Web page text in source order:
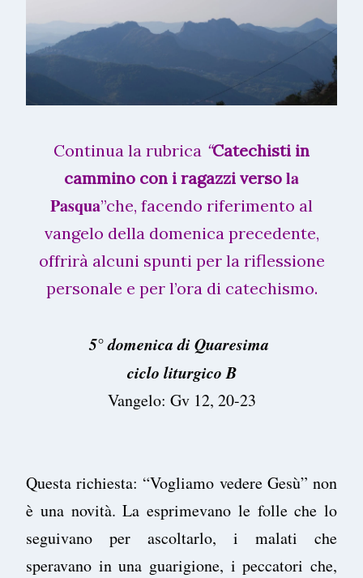
Continua la rubrica “Catechisti in
cammino con i ragazzi verso la
Pasqua”che, facendo riferimento al
vangelo della domenica precedente,
offrirà alcuni spunti per la riflessione
personale e per l’ora di catechismo.
5° domenica di Quaresima
ciclo liturgico B
Vangelo: Gv 12, 20-23
Questa richiesta: “Vogliamo vedere Gesù” non
è una novità. La esprimevano le folle che lo
seguivano per ascoltarlo, i malati che
speravano in una guarigione, i peccatori che,